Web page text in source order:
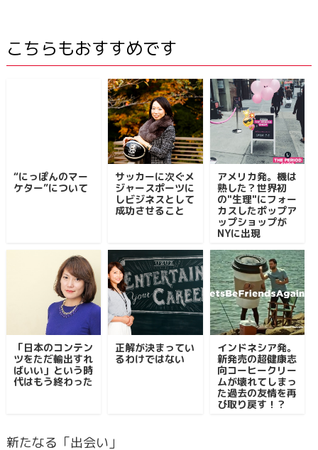
こちらもおすすめです
“にっぽんのマー
ケター”について
サッカーに次ぐメ
ジャースポーツに
しビジネスとして
成功させること
アメリカ発。機は
熟した？世界初
の"生理"にフォー
カスしたポップア
ップショップが
NYに出現
「日本のコンテン
ツをただ輸出すれ
ばいい」という時
代はもう終わった
正解が決まってい
るわけではない
インドネシア発。
新発売の超健康志
向コーヒークリー
ムが壊れてしまっ
た過去の友情を再
び取り戻す！？
新たなる「出会い」